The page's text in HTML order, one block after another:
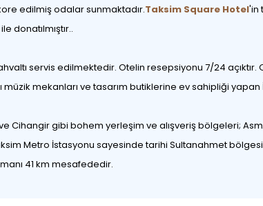
edilmiş odalar sunmaktadır.Taksim Square Hotel'in
donatılmıştır..
servis edilmektedir. Otelin resepsiyonu 7/24
müzik mekanları ve tasarım butiklerine ev sahipliği
Cihangir gibi bohem yerleşim ve alışveriş bölgeleri;
Metro İstasyonu sayesinde tarihi Sultanahmet
41 km mesafededir.